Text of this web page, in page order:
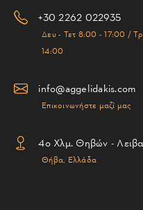
+30 2262 022935
Δευ - Τετ 8:00 - 17:00 /
14:00
info@aggelidakis.com
Επικοινωνήστε μαζί μας
4ο Χλμ. Θηβών -
Θήβα, Ελλάδα